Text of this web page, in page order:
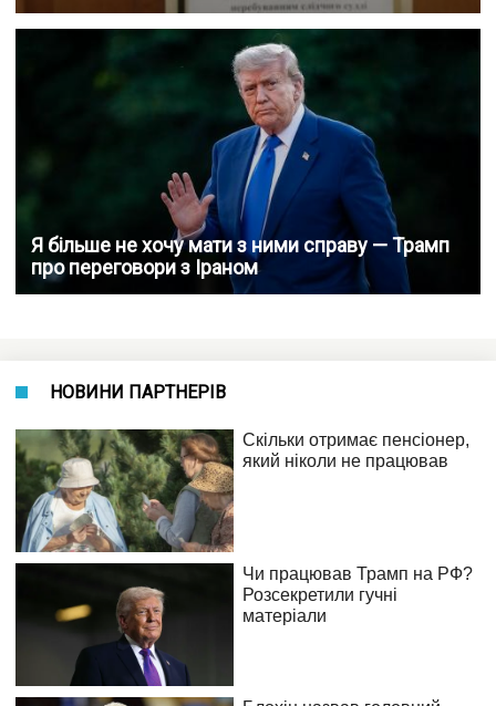
Я більше не хочу мати з ними справу — Трамп
про переговори з Іраном
НОВИНИ ПАРТНЕРІВ